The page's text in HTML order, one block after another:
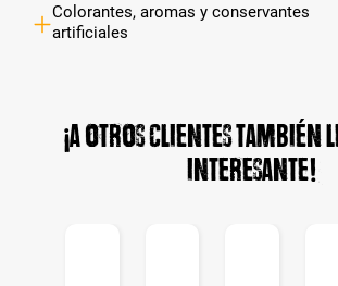
Colorantes, aromas y conservantes
artificiales
¡A otros clientes también
interesante!